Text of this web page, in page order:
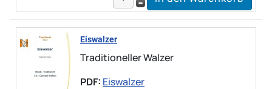
Eiswalzer
Traditioneller Walzer
PDF: Eiswalzer